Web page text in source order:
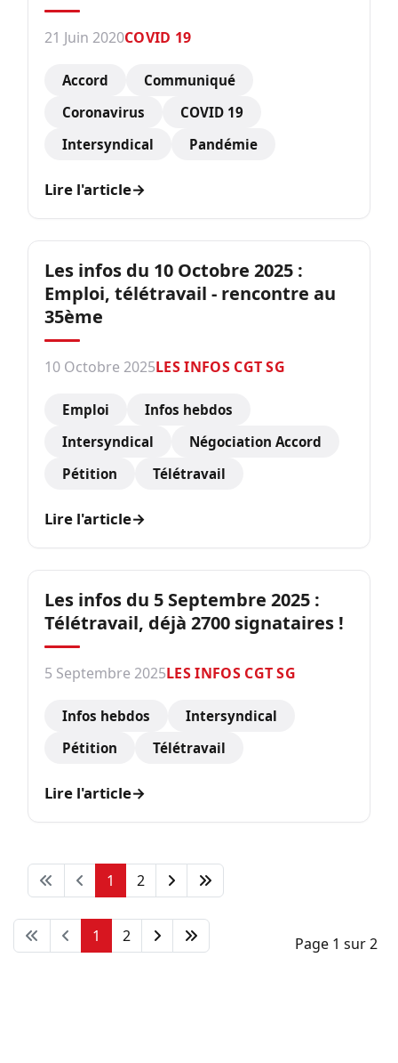
21 Juin 2020COVID 19
Accord
Communiqué
Coronavirus
COVID 19
Intersyndical
Pandémie
Lire l'article→
Les infos du 10 Octobre 2025 :
Emploi, télétravail - rencontre au
35ème
10 Octobre 2025LES INFOS CGT SG
Emploi
Infos hebdos
Intersyndical
Négociation Accord
Pétition
Télétravail
Lire l'article→
Les infos du 5 Septembre 2025 :
Télétravail, déjà 2700 signataires !
5 Septembre 2025LES INFOS CGT SG
Infos hebdos
Intersyndical
Pétition
Télétravail
Lire l'article→
1 2
Page 1 sur 2
1 2